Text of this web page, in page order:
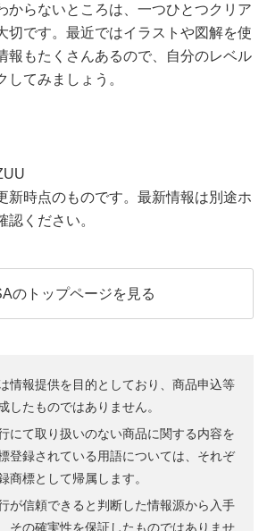
からないところは、一つひとつクリア
切です。最近ではイラストや図解を使
報もたくさんあるので、自分のレベル
してみましょう。
新時点のものです。最新情報は別途ホ
認ください。
のトップページを見る
情報提供を目的としており、商品申込等
したものではありません。
にて取り扱いのない商品に関する内容を
登録されている用語については、それぞ
商標として帰属します。
が信頼できると判断した情報源から入手
その確実性を保証したものではありませ